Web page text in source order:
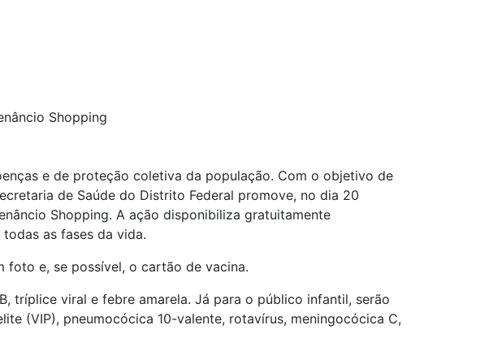
Shopping
e de proteção coletiva da população. Com o objetivo de
de Saúde do Distrito Federal promove, no dia 20
Shopping. A ação disponibiliza gratuitamente
as fases da vida.
foto e, se possível, o cartão de vacina.
tríplice viral e febre amarela. Já para o público infantil, serão
(VIP), pneumocócica 10-valente, rotavírus, meningocócica C,